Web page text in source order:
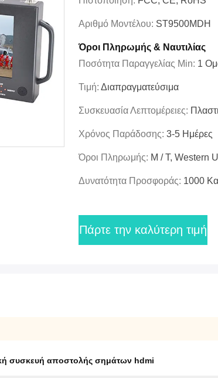
Αριθμό Μοντέλου: ST9500MDH
Όροι Πληρωμής & Ναυτιλίας
Ποσότητα Παραγγελίας Min: 1
Τιμή: Διαπραγματεύσιμα
Συσκευασία Λεπτομέρειες:
Χρόνος Παράδοσης: 3-5 Ημέρες
Όροι Πληρωμής: Μ / Τ, Western
Δυνατότητα Προσφοράς: 1000
Πάρτε την καλύτερη τιμή
συσκευή αποστολής σημάτων hdmi